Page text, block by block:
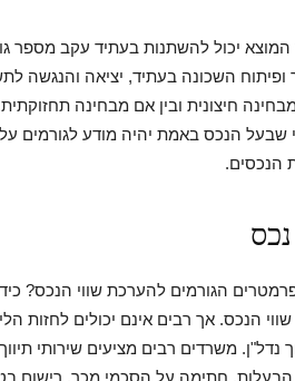
יכול להשתנות בעתיד עקב מספר
ופיתוח השכונה בעתיד, יציאה והנגשה
חיצונית ובין אם מבחינה
שבעל הנכס באמת יהיה מודע לגורמים
הנכסים.
הגורמים להערכת שווי הנכס?
הנכס. אך רבים אינם יכולים לחזות
נדל"ן. משרדים רבים מציעים שירותי
חתימה על הסכמי מכר, רישום